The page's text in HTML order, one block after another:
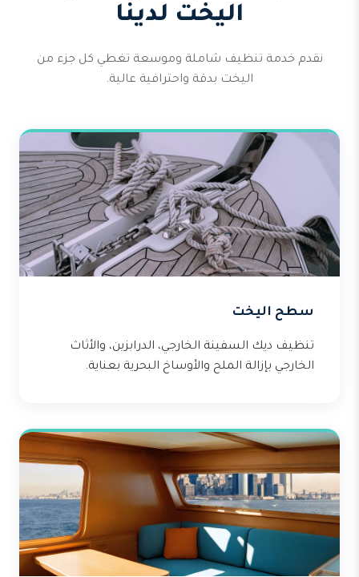
اليخت لدينا
نقدم خدمة تنظيف شاملة وموسعة تغطي كل جزء من
اليخت بدقة واحترافية عالية.
سطح اليخت
تنظيف ديك السفينة الخارجي، الدرابزين، والأثاث
الخارجي بإزالة الملح والأوساخ البحرية بعناية.